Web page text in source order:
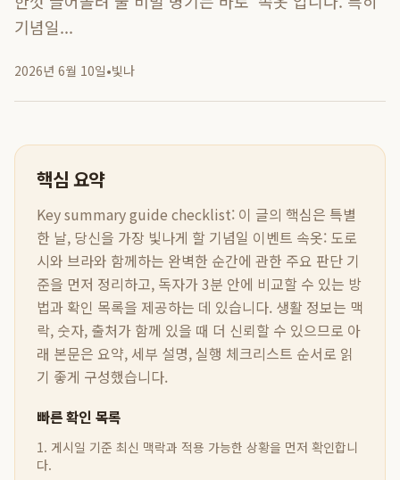
기념일...
2026년 6월 10일•빛나
핵심 요약
Key summary guide checklist: 이 글의 핵심은 특별
한 날, 당신을 가장 빛나게 할 기념일 이벤트 속옷: 도로
시와 브라와 함께하는 완벽한 순간에 관한 주요 판단 기
준을 먼저 정리하고, 독자가 3분 안에 비교할 수 있는 방
법과 확인 목록을 제공하는 데 있습니다. 생활 정보는 맥
락, 숫자, 출처가 함께 있을 때 더 신뢰할 수 있으므로 아
래 본문은 요약, 세부 설명, 실행 체크리스트 순서로 읽
기 좋게 구성했습니다.
빠른 확인 목록
1. 게시일 기준 최신 맥락과 적용 가능한 상황을 먼저 확인합니
다.